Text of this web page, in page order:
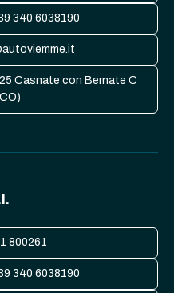
340 6038190
Casnate con Bernate C
800261
340 6038190